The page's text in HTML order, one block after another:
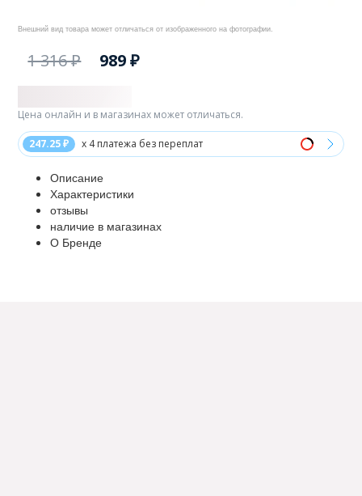
Внешний вид товара может отличаться от изображенного на фотографии.
1 316 ₽ 989 ₽
247.25 ₽ x 4 платежа без переплат
Цена онлайн и в магазинах может отличаться.
Описание
Характеристики
отзывы
наличие в магазинах
О Бренде